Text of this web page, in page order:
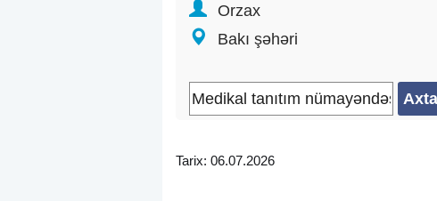
Bu vəzifəsatış
800 – 1500 AZN əmək haqqı (təcrübəyə
Premiya sistemi
Geyim dəstəyi
Müraciət qaydası: mövzu hissəsində
Orzax
Bakı şəhəri
Tarix: 06.07.2026